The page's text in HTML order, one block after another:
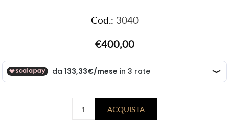
Cod.: 3040
€400,00